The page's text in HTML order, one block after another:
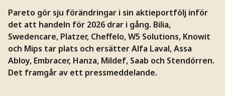
Pareto gör sju förändringar i sin aktieportfölj inför
det att handeln för 2026 drar i gång. Bilia,
Swedencare, Platzer, Cheffelo, W5 Solutions, Knowit
och Mips tar plats och ersätter Alfa Laval, Assa
Abloy, Embracer, Hanza, Mildef, Saab och Stendörren.
Det framgår av ett pressmeddelande.